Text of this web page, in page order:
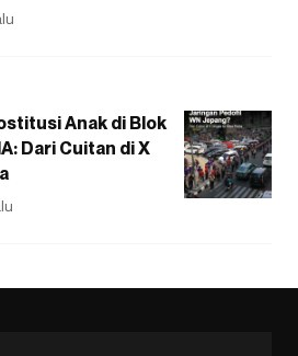
Anak di Blok
Dari Cuitan di X